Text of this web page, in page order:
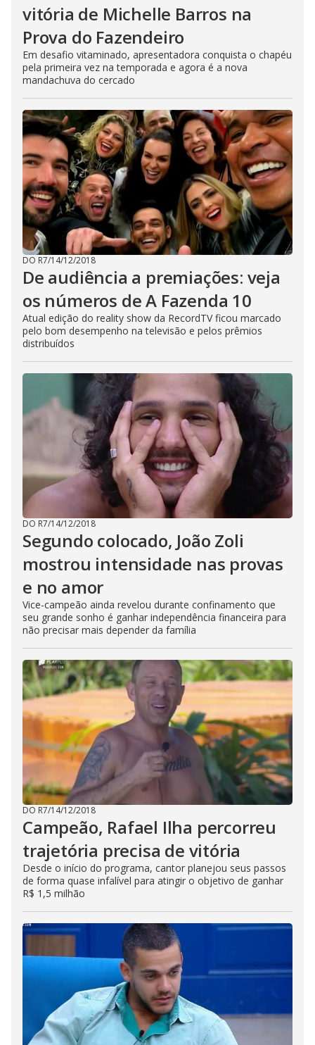
vitória de Michelle Barros na
Prova do Fazendeiro
Em desafio vitaminado, apresentadora conquista o chapéu
pela primeira vez na temporada e agora é a nova
mandachuva do cercado
DO R7/14/12/2018
De audiência a premiações: veja
os números de A Fazenda 10
Atual edição do reality show da RecordTV ficou marcado
pelo bom desempenho na televisão e pelos prêmios
distribuídos
DO R7/14/12/2018
Segundo colocado, João Zoli
mostrou intensidade nas provas
e no amor
Vice-campeão ainda revelou durante confinamento que
seu grande sonho é ganhar independência financeira para
não precisar mais depender da família
DO R7/14/12/2018
Campeão, Rafael Ilha percorreu
trajetória precisa de vitória
Desde o início do programa, cantor planejou seus passos
de forma quase infalível para atingir o objetivo de ganhar
R$ 1,5 milhão